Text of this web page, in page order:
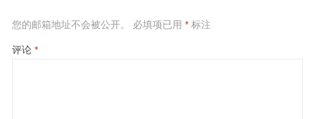
您的邮箱地址不会被公开。 必填项已用 *标注
评论 *